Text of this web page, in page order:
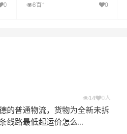
0 8百 + 0
14 0人
的普通物流，货物为全新未拆
线路最低起运价怎么...